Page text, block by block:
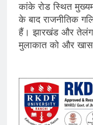
कांके रोड स्थित
के बाद राजनीतिक
हैं। झारखंड और
मुलाकात को और खास